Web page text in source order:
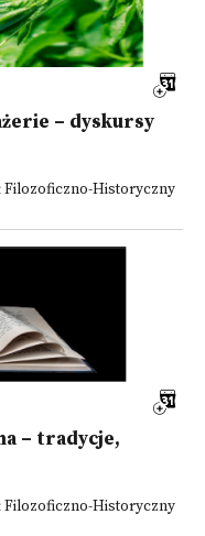
– dyskursy
Filozoficzno-Historyczny
– tradycje,
Filozoficzno-Historyczny